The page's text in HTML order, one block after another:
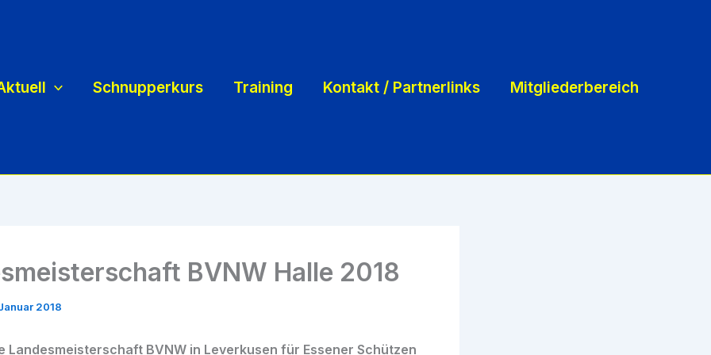
Schnupperkurs Training Kontakt / Partnerlinks Mitgliederbereich
BVNW Halle 2018
2018
Landesmeisterschaft BVNW in Leverkusen für Essener Schützen